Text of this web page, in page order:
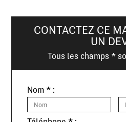
CONTACTEZ CE
UN
Tous les champs *
Nom * :